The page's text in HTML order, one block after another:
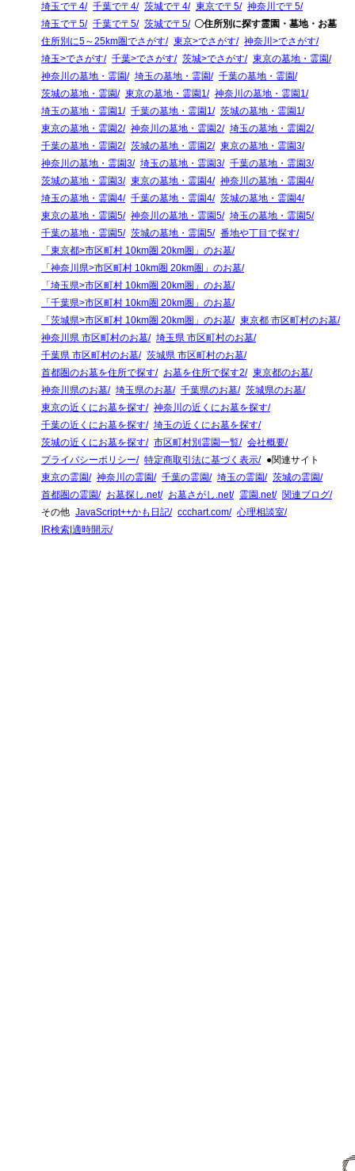
埼玉で〒4
千葉で〒4 茨城で〒4 東京で〒5
神奈川で〒5
埼玉で〒5
千葉で〒5 茨城で〒5
〇住所別に探す霊園・墓地・お墓
住所別に5～25km圏でさがす
東京>でさがす
神奈川>でさがす
埼玉>でさがす
千葉>でさがす 茨城>でさがす
東京の墓地・霊園
神奈川の墓地・霊園
埼玉の墓地・霊園
千葉の墓地・霊園
茨城の墓地・霊園
東京の墓地・霊園1
神奈川の墓地・霊園1
埼玉の墓地・霊園1
千葉の墓地・霊園1
茨城の墓地・霊園1
東京の墓地・霊園2
神奈川の墓地・霊園2
埼玉の墓地・霊園2
千葉の墓地・霊園2
茨城の墓地・霊園2
東京の墓地・霊園3
神奈川の墓地・霊園3
埼玉の墓地・霊園3
千葉の墓地・霊園3
茨城の墓地・霊園3
東京の墓地・霊園4
神奈川の墓地・霊園4
埼玉の墓地・霊園4
千葉の墓地・霊園4
茨城の墓地・霊園4
東京の墓地・霊園5
神奈川の墓地・霊園5
埼玉の墓地・霊園5
千葉の墓地・霊園5
茨城の墓地・霊園5
番地や丁目で探す
「東京都>市区町村 10km圏 20km圏」のお墓
「神奈川県>市区町村 10km圏 20km圏」のお墓
「埼玉県>市区町村 10km圏 20km圏」のお墓
「千葉県>市区町村 10km圏 20km圏」のお墓
「茨城県>市区町村 10km圏 20km圏」のお墓
東京都 市区町村のお墓
神奈川県 市区町村のお墓
埼玉県 市区町村のお墓
千葉県 市区町村のお墓
茨城県 市区町村のお墓
首都圏のお墓を住所で探す
お墓を住所で探す2
東京都のお墓
神奈川県のお墓
埼玉県のお墓 千葉県のお墓
茨城県のお墓
東京の近くにお墓を探す
神奈川の近くにお墓を探す
千葉の近くにお墓を探す
埼玉の近くにお墓を探す
茨城の近くにお墓を探す
市区町村別霊園一覧
会社概要
プライバシーポリシー
特定商取引法に基づく表示
●関連サイト
東京の霊園
神奈川の霊園 千葉の霊園 埼玉の霊園
茨城の霊園
首都圏の霊園
お墓探し.net お墓さがし.net 霊園.net
関連ブログ
その他 JavaScript++かも日記 ccchart.com
心理相談室
IR検索|適時開示